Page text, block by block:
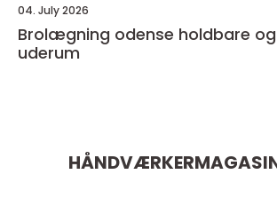
04. July 2026
Brolægning odense holdbare og harmoniske
uderum